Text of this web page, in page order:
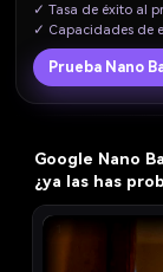
✓ Tasa de éxito al
✓ Capacidades de
Prueba Nano
Google Nano
¿ya las has